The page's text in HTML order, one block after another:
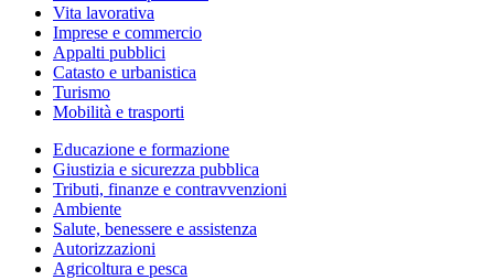
Vita lavorativa
Imprese e commercio
Appalti pubblici
Catasto e urbanistica
Turismo
Mobilità e trasporti
Educazione e formazione
Giustizia e sicurezza pubblica
Tributi, finanze e contravvenzioni
Ambiente
Salute, benessere e assistenza
Autorizzazioni
Agricoltura e pesca